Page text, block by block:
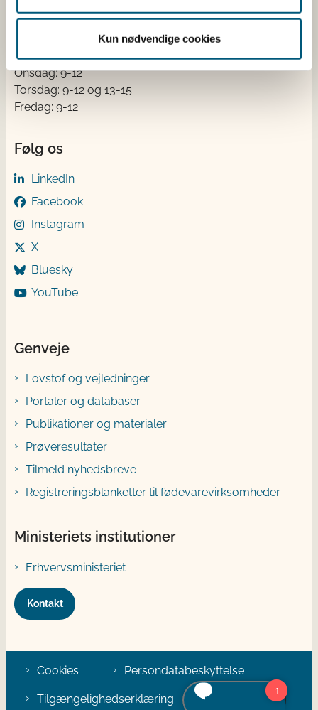
Kun nødvendige cookies
Åben:
Mandag: 9-12 og 13-15
Tirsdag: 9-12
Onsdag: 9-12
Torsdag: 9-12 og 13-15
Fredag: 9-12
Følg os
LinkedIn
Facebook
Instagram
X
Bluesky
YouTube
Genveje
Lovstof og vejledninger
Portaler og databaser
Publikationer og materialer
Prøveresultater
Tilmeld nyhedsbreve
Registreringsblanketter til fødevarevirksomheder
Ministeriets institutioner
Erhvervsministeriet
Kontakt
Cookies Persondatabeskyttelse
Tilgængelighedserklæring